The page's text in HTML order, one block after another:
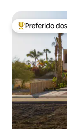
Entre os
Preferido